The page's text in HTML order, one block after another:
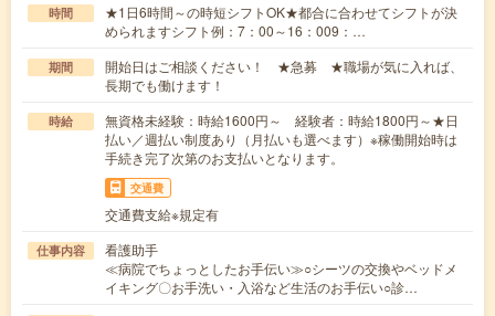
時間
★1日6時間～の時短シフトOK★都合に合わせてシフトが決
められますシフト例：7：00～16：009：…
期間
開始日はご相談ください！ ★急募 ★職場が気に入れば、
長期でも働けます！
時給
無資格未経験：時給1600円～ 経験者：時給1800円～★日
払い／週払い制度あり（月払いも選べます）※稼働開始時は
手続き完了次第のお支払いとなります。
交通費
交通費支給※規定有
仕事内容
看護助手
≪病院でちょっとしたお手伝い≫○シーツの交換やベッドメ
イキング〇お手洗い・入浴など生活のお手伝い○診…